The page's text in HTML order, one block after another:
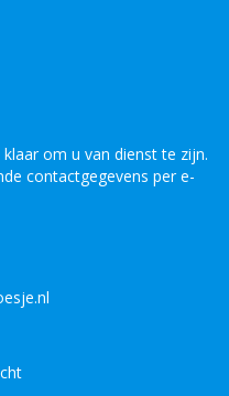
om u van dienst te zijn.
contactgegevens per e-